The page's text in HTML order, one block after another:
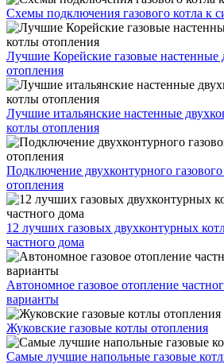
Схемы подключения газового котла к
Лучшие Корейские газовые настенные
отопления
Лучшие итальянские настенные
котлы отопления
Подключение двухконтурного газового
отопления
12 лучших газовых двухконтурных
частного дома
Автономное газовое отопление
варианты
Жуковские газовые котлы отопления
Самые лучшие напольные газовые